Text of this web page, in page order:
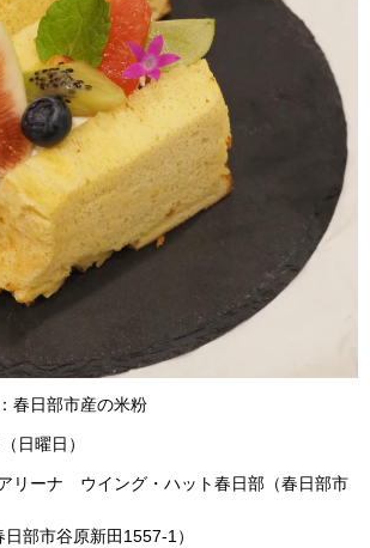
春日部市産の米粉
日曜日）
リーナ ウイング・ハット春日部（春日部市
谷原新田1557-1）